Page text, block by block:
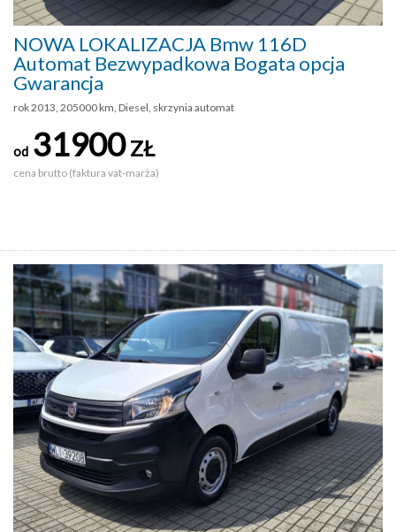
NOWA LOKALIZACJA Bmw 116D
Automat Bezwypadkowa Bogata opcja
Gwarancja
rok 2013, 205000 km, Diesel, skrzynia automat
od 31900ZŁ
cena brutto (faktura vat-marża)